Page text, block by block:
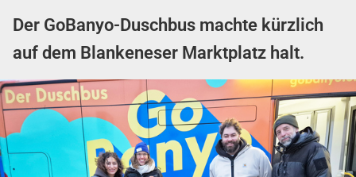
Der GoBanyo-Duschbus machte kürzlich
auf dem Blankeneser Marktplatz halt.